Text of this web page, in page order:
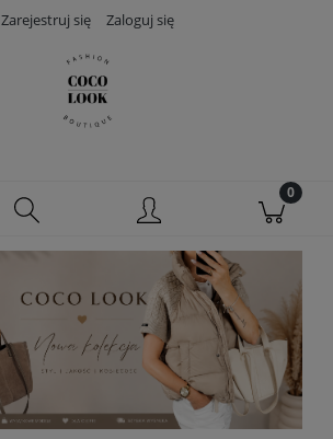
Zarejestruj się Zaloguj się